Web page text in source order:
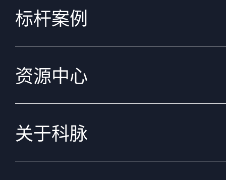
标杆案例
资源中心
关于科脉